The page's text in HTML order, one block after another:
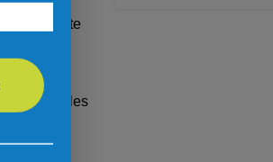
on implante
si on
pour les